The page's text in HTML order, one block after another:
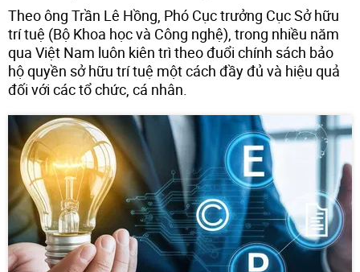
Theo ông Trần Lê Hồng, Phó Cục trưởng Cục Sở hữu
trí tuệ (Bộ Khoa học và Công nghệ), trong nhiều năm
qua Việt Nam luôn kiên trì theo đuổi chính sách bảo
hộ quyền sở hữu trí tuệ một cách đầy đủ và hiệu quả
đối với các tổ chức, cá nhân.